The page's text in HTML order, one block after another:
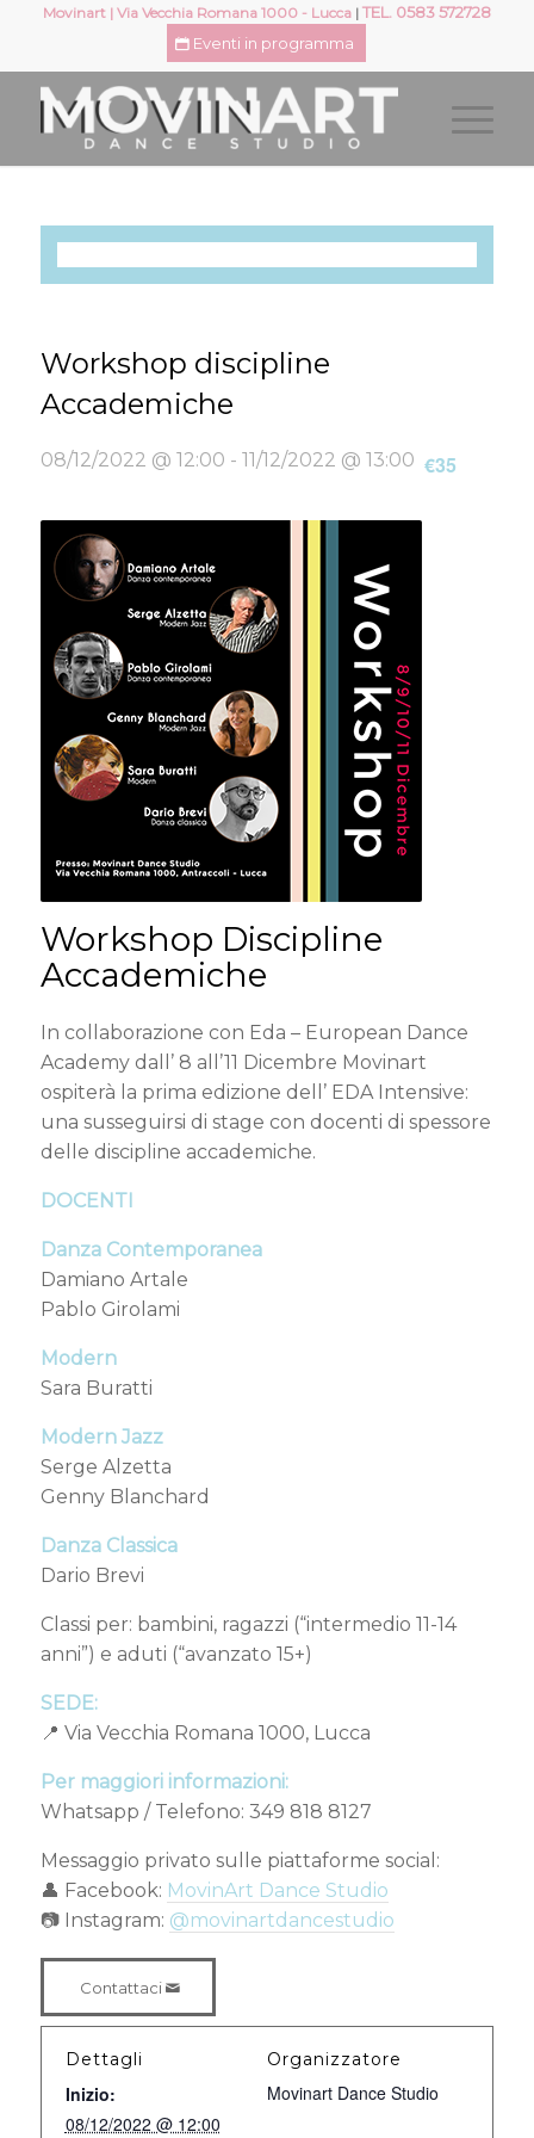
Movinart | Via Vecchia Romana 1000 - Lucca | TEL. 0583 572728
Eventi in programma
Workshop discipline
Accademiche
08/12/2022 @ 12:00 - 11/12/2022 @ 13:00 €35
Workshop Discipline
Accademiche
In collaborazione con Eda – European Dance
Academy dall’ 8 all’11 Dicembre Movinart
ospiterà la prima edizione dell’ EDA Intensive:
una susseguirsi di stage con docenti di spessore
delle discipline accademiche.
DOCENTI
Danza Contemporanea
Damiano Artale
Pablo Girolami
Modern
Sara Buratti
Modern Jazz
Serge Alzetta
Genny Blanchard
Danza Classica
Dario Brevi
Classi per: bambini, ragazzi (“intermedio 11-14
anni”) e aduti (“avanzato 15+)
SEDE:
📍 Via Vecchia Romana 1000, Lucca
Per maggiori informazioni:
Whatsapp / Telefono: 349 818 8127
Messaggio privato sulle piattaforme social:
👤 Facebook: MovinArt Dance Studio
📷 Instagram: @movinartdancestudio
Contattaci
Dettagli
Inizio:
08/12/2022 @ 12:00
Organizzatore
Movinart Dance Studio